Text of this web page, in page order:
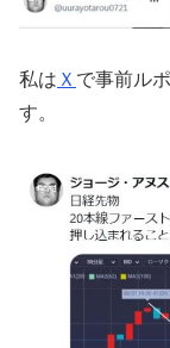
私は Ｘ で事前ル
す。